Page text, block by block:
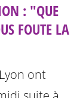
: "QUE
FOUTE LA
ont